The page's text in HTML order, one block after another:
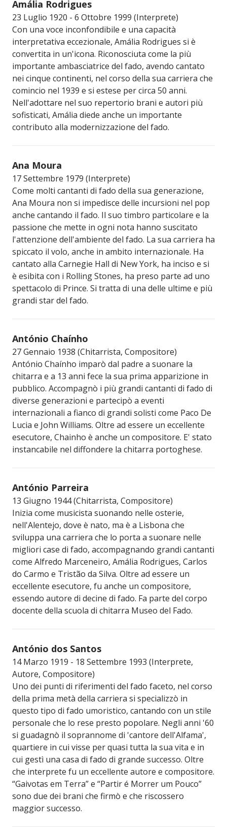
Amália Rodrigues
23 Luglio 1920 - 6 Ottobre 1999 (Interprete)
Con una voce inconfondibile e una capacità
interpretativa eccezionale, Amália Rodrigues si è
convertita in un'icona. Riconosciuta come la più
importante ambasciatrice del fado, avendo cantato
nei cinque continenti, nel corso della sua carriera che
comincio nel 1939 e si estese per circa 50 anni.
Nell'adottare nel suo repertorio brani e autori più
sofisticati, Amália diede anche un importante
contributo alla modernizzazione del fado.
Ana Moura
17 Settembre 1979 (Interprete)
Come molti cantanti di fado della sua generazione,
Ana Moura non si impedisce delle incursioni nel pop
anche cantando il fado. Il suo timbro particolare e la
passione che mette in ogni nota hanno suscitato
l'attenzione dell'ambiente del fado. La sua carriera ha
spiccato il volo, anche in ambito internazionale. Ha
cantato alla Carnegie Hall di New York, ha inciso e si
è esibita con i Rolling Stones, ha preso parte ad uno
spettacolo di Prince. Si tratta di una delle ultime e più
grandi star del fado.
António Chaínho
27 Gennaio 1938 (Chitarrista, Compositore)
António Chaínho imparò dal padre a suonare la
chitarra e a 13 anni fece la sua prima apparizione in
pubblico. Accompagnò i più grandi cantanti di fado di
diverse generazioni e partecipò a eventi
internazionali a fianco di grandi solisti come Paco De
Lucia e John Williams. Oltre ad essere un eccellente
esecutore, Chainho è anche un compositore. E' stato
instancabile nel diffondere la chitarra portoghese.
António Parreira
13 Giugno 1944 (Chitarrista, Compositore)
Inizia come musicista suonando nelle osterie,
nell'Alentejo, dove è nato, ma è a Lisbona che
sviluppa una carriera che lo porta a suonare nelle
migliori case di fado, accompagnando grandi cantanti
come Alfredo Marceneiro, Amália Rodrigues, Carlos
do Carmo e Tristão da Silva. Oltre ad essere un
eccellente esecutore, fu anche un compositore,
essendo autore di decine di fado. Fa parte del corpo
docente della scuola di chitarra Museo del Fado.
António dos Santos
14 Marzo 1919 - 18 Settembre 1993 (Interprete,
Autore, Compositore)
Uno dei punti di riferimenti del fado faceto, nel corso
della prima metà della carriera si specializzò in
questo tipo di fado umoristico, cantando con un stile
personale che lo rese presto popolare. Negli anni '60
si guadagnò il soprannome di 'cantore dell'Alfama',
quartiere in cui visse per quasi tutta la sua vita e in
cui gestì una casa di fado di grande successo. Oltre
che interprete fu un eccellente autore e compositore.
“Gaivotas em Terra” e “Partir é Morrer um Pouco”
sono due dei brani che firmò e che riscossero
maggior successo.